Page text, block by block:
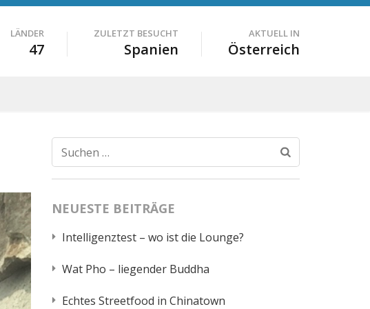
LÄNDER
47
ZULETZT BESUCHT
Spanien
AKTUELL IN
Österreich
Suchen
nach:
NEUESTE BEITRÄGE
Intelligenztest – wo ist die Lounge?
Wat Pho – liegender Buddha
Echtes Streetfood in Chinatown